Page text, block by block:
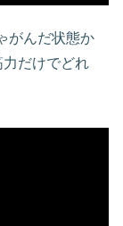
がんだ状態か
だけでどれ